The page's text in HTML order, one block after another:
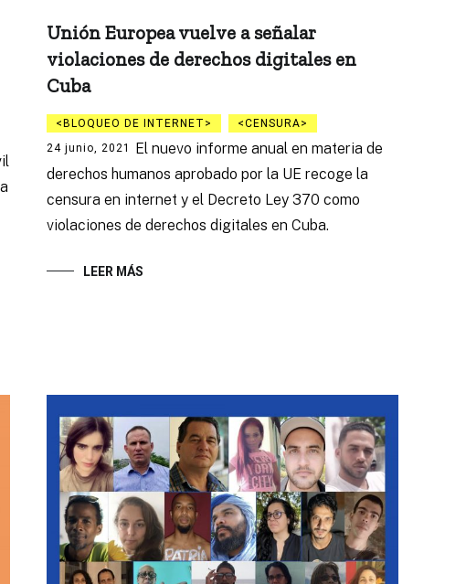
Unión Europea vuelve a señalar
violaciones de derechos digitales en
Cuba
BLOQUEO DE INTERNET
CENSURA
24 junio, 2021
El nuevo informe anual en materia de
derechos humanos aprobado por la UE recoge la
censura en internet y el Decreto Ley 370 como
violaciones de derechos digitales en Cuba.
LEER MÁS